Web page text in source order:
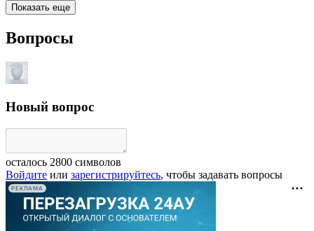
Показать еще
Вопросы
Новый вопрос
осталось 2800 символов
Войдите или зарегистрируйтесь, чтобы задавать вопросы
РЕКЛАМА